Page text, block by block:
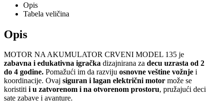
Opis
Tabela veličina
Opis
MOTOR NA AKUMULATOR CRVENI MODEL 135 je
zabavna i edukativna igračka dizajnirana za decu uzrasta od 2
do 4 godine. Pomažući im da razviju osnovne veštine vožnje i
koordinacije. Ovaj siguran i lagan električni motor može se
koristiti i u zatvorenom i na otvorenom prostoru, pružajući deci
sate zabave i avanture.